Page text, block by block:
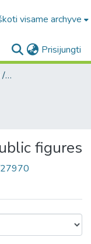
visame archyve
Prisijungti
4.3. Vaizdiniai dokumentai / Visual documents
figures